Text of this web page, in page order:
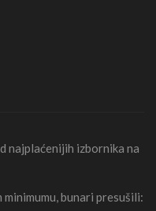
najplaćenijih izbornika na
bunari presušili: